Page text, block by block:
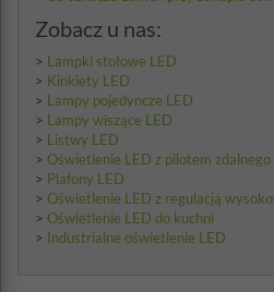
Zobacz u nas:
> Lampki stołowe LED
> Kinkiety LED
> Lampy pojedyncze LED
> Lampy wiszące LED
> Listwy LED
> Oświetlenie LED z pilotem
> Plafony LED
> Oświetlenie LED z regulacją
> Oświetlenie LED do kuchni
> Industrialne oświetlenie LED